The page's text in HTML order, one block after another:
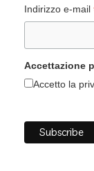
Indirizzo e-mail
Accettazione
Accetto la